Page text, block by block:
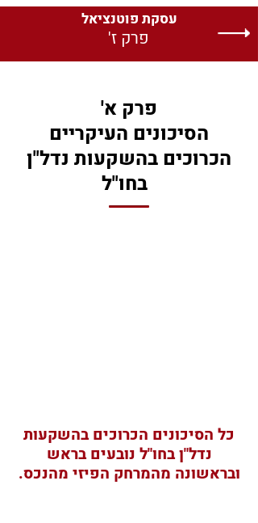
פרק ז'
עסקת פוטנציאל
'פרק א
הסיכונים העיקריים
הכרוכים בהשקעות נדל"ן
בחו"ל
כל הסיכונים הכרוכים בהשקעות
נדל"ן בחו"ל נובעים בראש
ובראשונה מהמרחק הפיזי מהנכס.